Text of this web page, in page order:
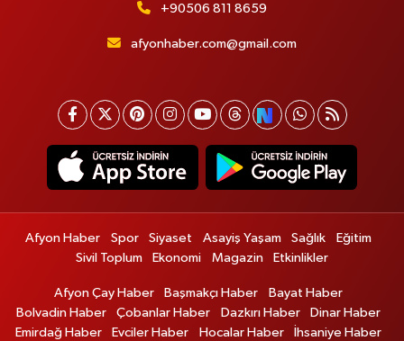
+90506 811 8659
afyonhaber.com@gmail.com
Afyon Haber Spor Siyaset Asayiş Yaşam Sağlık
Eğitim
Sivil Toplum
Ekonomi Magazin Etkinlikler
Afyon Çay Haber Başmakçı Haber
Bayat Haber
Bolvadin Haber
Çobanlar Haber Dazkırı Haber
Dinar Haber
Emirdağ Haber
Evciler Haber Hocalar Haber İhsaniye Haber